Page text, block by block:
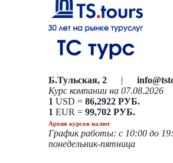
Б.Тульская, 2 |
Курс компании на 07.08.2026
1 USD = 86,2922 РУБ.
1 EUR = 99,702 РУБ.
Архив курсов валют
График работы: с 10:00 до
понедельник-пятница